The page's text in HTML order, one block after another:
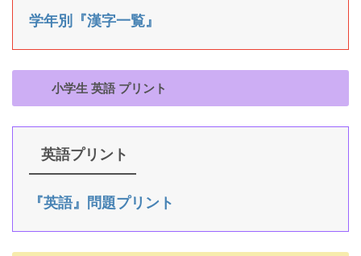
学年別『漢字一覧』
小学生 英語 プリント
英語プリント
『英語』問題プリント